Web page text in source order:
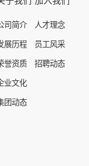
司简介
展历程
誉资质
业文化
团动态
人才理念
员工风采
招聘动态